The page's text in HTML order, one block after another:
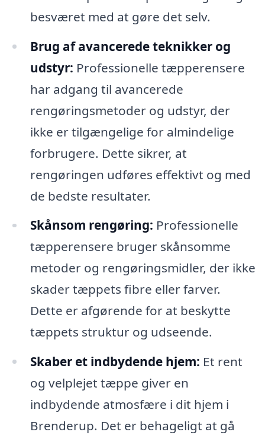
besværet med at gøre det selv.
Brug af avancerede teknikker og
udstyr: Professionelle tæpperensere
har adgang til avancerede
rengøringsmetoder og udstyr, der
ikke er tilgængelige for almindelige
forbrugere. Dette sikrer, at
rengøringen udføres effektivt og med
de bedste resultater.
Skånsom rengøring: Professionelle
tæpperensere bruger skånsomme
metoder og rengøringsmidler, der ikke
skader tæppets fibre eller farver.
Dette er afgørende for at beskytte
tæppets struktur og udseende.
Skaber et indbydende hjem: Et rent
og velplejet tæppe giver en
indbydende atmosfære i dit hjem i
Brenderup. Det er behageligt at gå